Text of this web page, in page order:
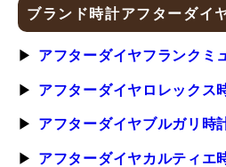
ブランド時計アフターダイ
アフターダイヤフランクミ
アフターダイヤロレックス
アフターダイヤブルガリ時
アフターダイヤカルティエ